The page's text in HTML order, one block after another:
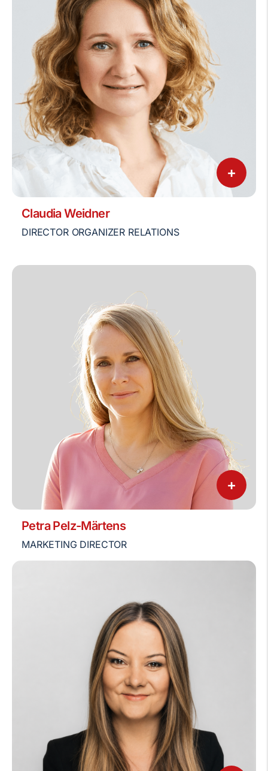
+
Claudia Weidner
DIRECTOR ORGANIZER RELATIONS
+
Petra Pelz-Märtens
MARKETING DIRECTOR